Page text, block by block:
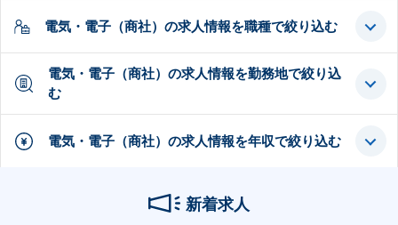
電気・電子（商社）の求人情報を職種で絞り込む
電気・電子（商社）の求人情報を勤務地で絞り込
む
電気・電子（商社）の求人情報を年収で絞り込む
新着求人